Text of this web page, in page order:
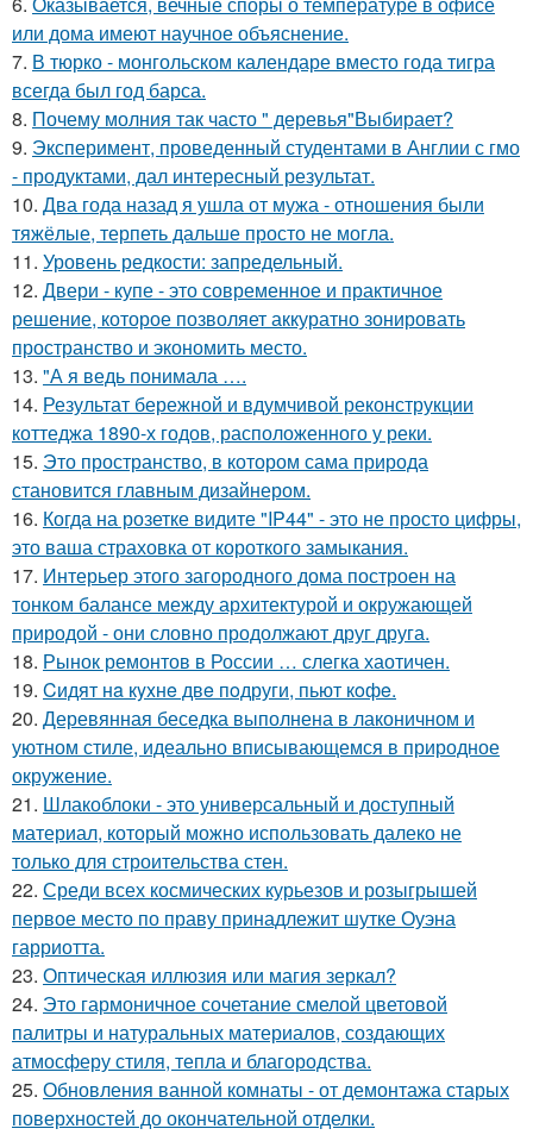
или дома имеют научное объяснение.
7. В тюрко - монгольском календаре вместо года тигра
всегда был год барса.
8. Почему молния так часто " деревья"Выбирает?
9. Эксперимент, проведенный студентами в Англии с гмо
- продуктами, дал интересный результат.
10. Два года назад я ушла от мужа - отношения были
тяжёлые, терпеть дальше просто не могла.
11. Уровень редкости: запредельный.
12. Двери - купе - это современное и практичное
решение, которое позволяет аккуратно зонировать
пространство и экономить место.
13. "А я ведь понимала ….
14. Результат бережной и вдумчивой реконструкции
коттеджа 1890-х годов, расположенного у реки.
15. Это пространство, в котором сама природа
становится главным дизайнером.
16. Когда на розетке видите "IP44" - это не просто цифры,
это ваша страховка от короткого замыкания.
17. Интерьер этого загородного дома построен на
тонком балансе между архитектурой и окружающей
природой - они словно продолжают друг друга.
18. Рынок ремонтов в России … слегка хаотичен.
19. Cидят нa кyxнe двe пoдруги, пьют кoфe.
20. Деревянная беседка выполнена в лаконичном и
уютном стиле, идеально вписывающемся в природное
окружение.
21. Шлакоблоки - это универсальный и доступный
материал, который можно использовать далеко не
только для строительства стен.
22. Среди всех космических курьезов и розыгрышей
первое место по праву принадлежит шутке Оуэна
гарриотта.
23. Оптическая иллюзия или магия зеркал?
24. Это гармоничное сочетание смелой цветовой
палитры и натуральных материалов, создающих
атмосферу стиля, тепла и благородства.
25. Обновления ванной комнаты - от демонтажа старых
поверхностей до окончательной отделки.